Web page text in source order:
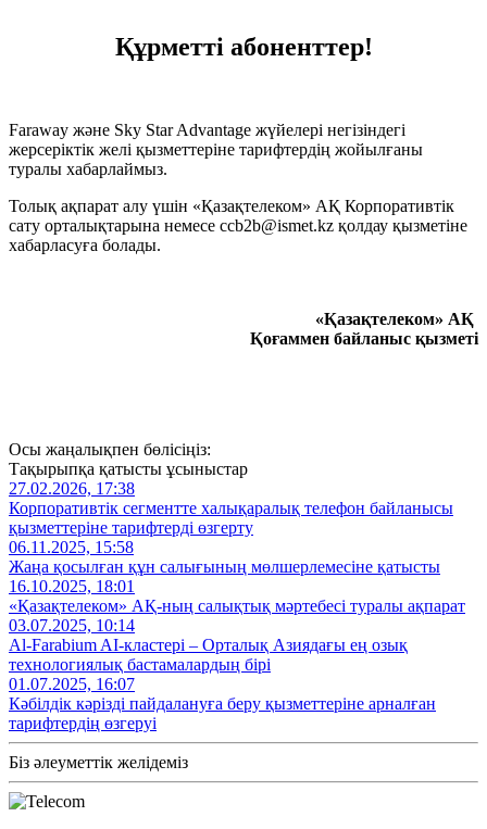
Құрметті абоненттер!
Faraway және Sky Star Advantage жүйелері негізіндегі
жерсеріктік желі қызметтеріне тарифтердің жойылғаны
туралы хабарлаймыз.
Толық ақпарат алу үшін «Қазақтелеком» АҚ Корпоративтік
сату орталықтарына немесе ccb2b@ismet.kz қолдау қызметіне
хабарласуға болады.
«Қазақтелеком» АҚ
Қоғаммен байланыс қызметі
Осы жаңалықпен бөлісіңіз:
Тақырыпқа қатысты ұсыныстар
27.02.2026, 17:38
Корпоративтік сегментте халықаралық телефон байланысы
қызметтеріне тарифтерді өзгерту
06.11.2025, 15:58
Жаңа қосылған құн салығының мөлшерлемесіне қатысты
16.10.2025, 18:01
«Қазақтелеком» АҚ-ның салықтық мәртебесі туралы ақпарат
03.07.2025, 10:14
Al‑Farabium AI‑кластері – Орталық Азиядағы ең озық
технологиялық бастамалардың бірі
01.07.2025, 16:07
Кәбілдік кәрізді пайдалануға беру қызметтеріне арналған
тарифтердің өзгеруі
Біз әлеуметтік желідеміз